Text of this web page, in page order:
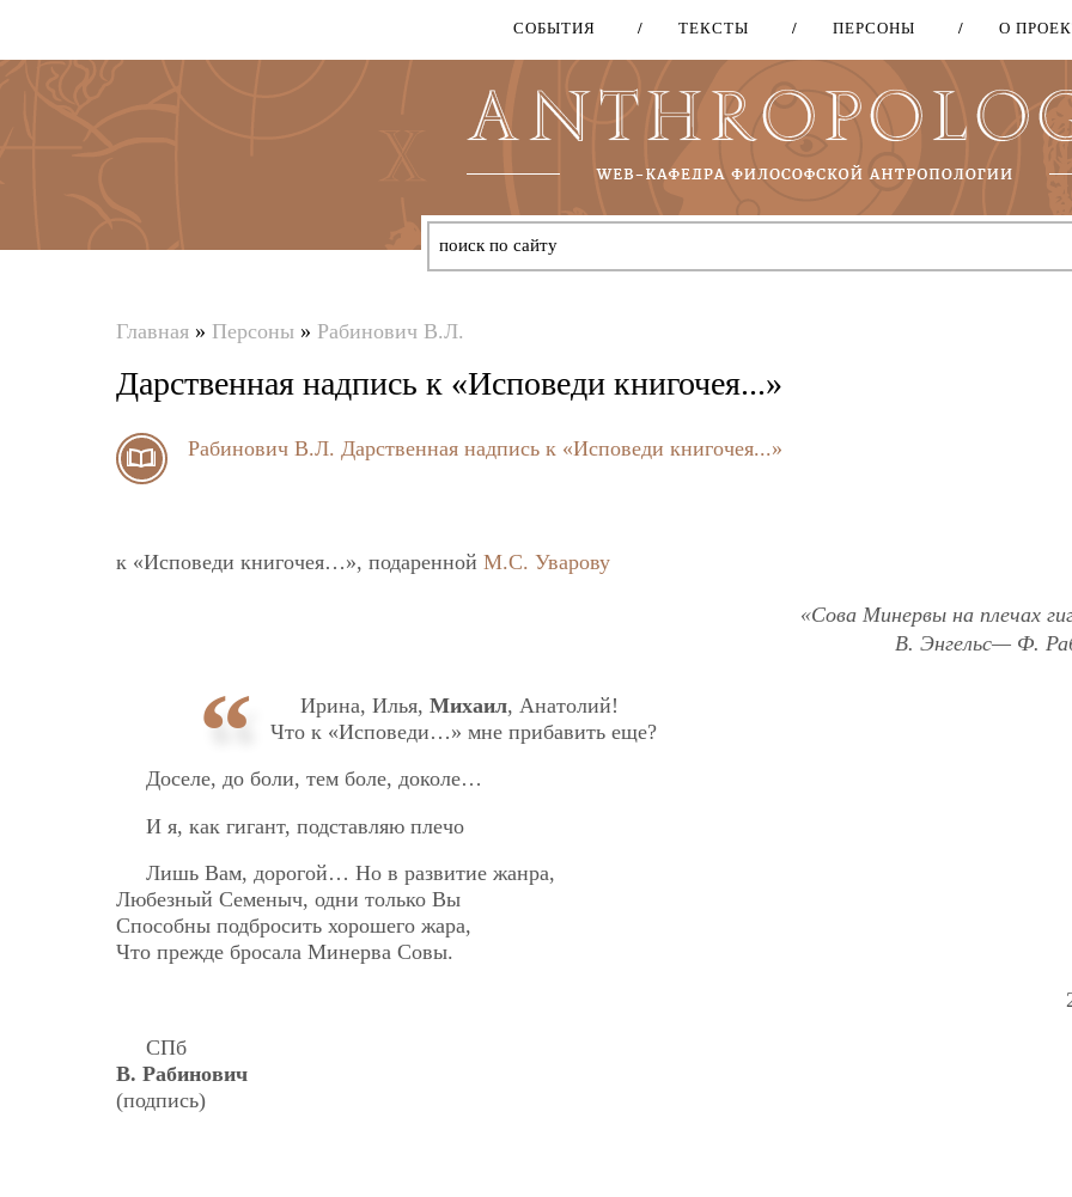
Перейти
основному
содержанию
СОБЫТИЯ ТЕКСТЫ ПЕРСОНЫ О
здесь
Главная » Персоны » Рабинович В.Л.
Дарственная надпись к «Исповеди книгочея...»
Рабинович В.Л. Дарственная надпись к «Исповеди книгочея...»
к «Исповеди книгочея…», подаренной М.С. Уварову
«Сова Минервы на плечах
В. Энгельс— Ф.
Ирина, Илья, Михаил, Анатолий!
Что к «Исповеди…» мне прибавить еще?
Доселе, до боли, тем боле, доколе…
И я, как гигант, подставляю плечо
Лишь Вам, дорогой… Но в развитие жанра,
Любезный Семеныч, одни только Вы
Способны подбросить хорошего жара,
Что прежде бросала Минерва Совы.
СПб
В. Рабинович
(подпись)